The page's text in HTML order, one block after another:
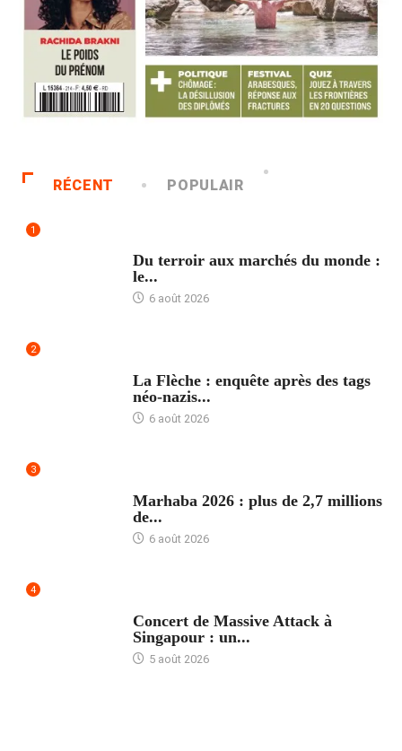
RÉCENT POPULAIR
1
Du terroir aux marchés du monde :
le...
6 août 2026
2
La Flèche : enquête après des tags
néo-nazis...
6 août 2026
3
Marhaba 2026 : plus de 2,7 millions
de...
6 août 2026
4
Concert de Massive Attack à
Singapour : un...
5 août 2026